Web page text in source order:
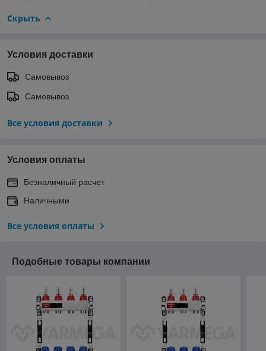
Скрыть
Условия доставки
Самовывоз
Самовывоз
Все условия доставки
Условия оплаты
Безналичный расчет
Наличными
Все условия оплаты
Подобные товары компании